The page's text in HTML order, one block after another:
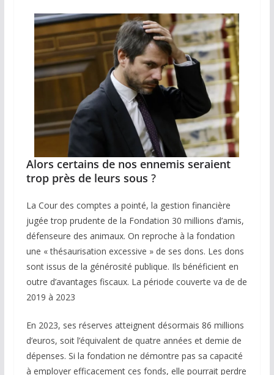
Alors certains de nos ennemis seraient
trop près de leurs sous ?
La Cour des comptes a pointé, la gestion financière
jugée trop prudente de la Fondation 30 millions d’amis,
défenseure des animaux. On reproche à la fondation
une « thésaurisation excessive » de ses dons. Les dons
sont issus de la générosité publique. Ils bénéficient en
outre d’avantages fiscaux. La période couverte va de de
2019 à 2023
En 2023, ses réserves atteignent désormais 86 millions
d’euros, soit l’équivalent de quatre années et demie de
dépenses. Si la fondation ne démontre pas sa capacité
à employer efficacement ces fonds, elle pourrait perdre